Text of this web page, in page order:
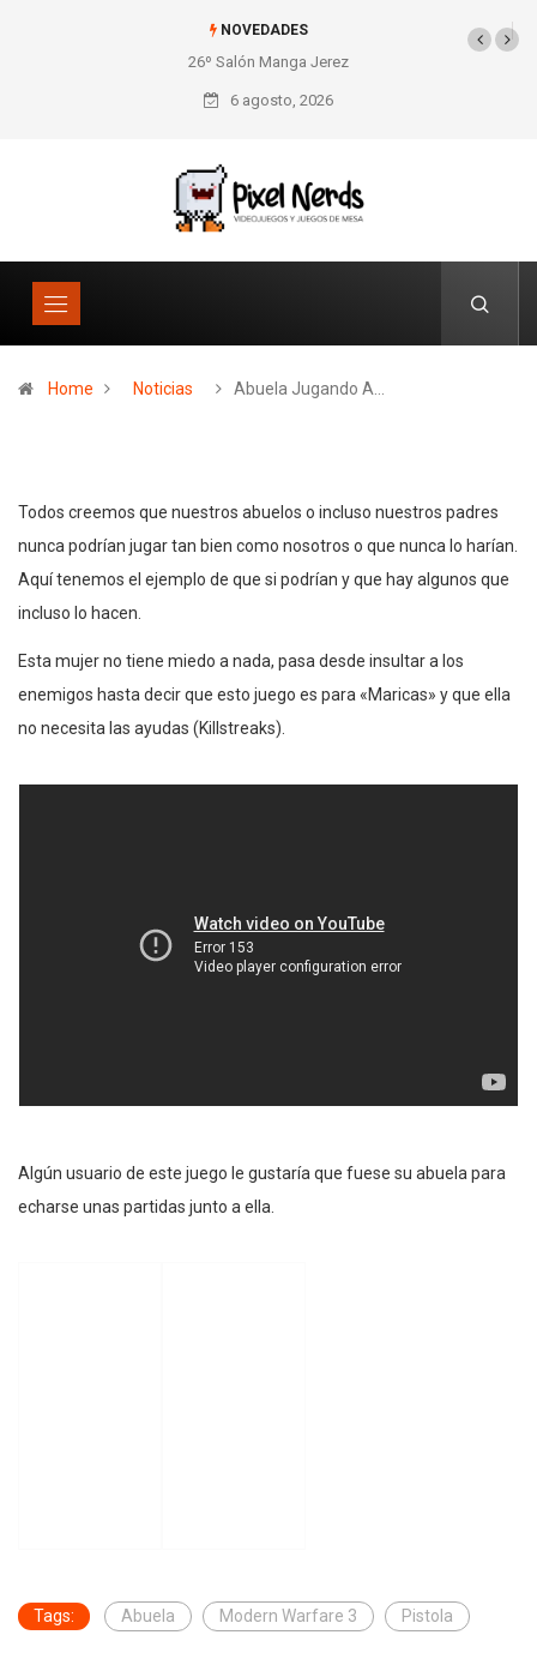
NOVEDADES
26º Salón Manga Jerez SNES Pixel Book para
los amantes de lo retro
6 agosto, 2026
Home Noticias Abuela Jugando A…
Todos creemos que nuestros abuelos o incluso nuestros padres
nunca podrían jugar tan bien como nosotros o que nunca lo harían.
Aquí tenemos el ejemplo de que si podrían y que hay algunos que
incluso lo hacen.
Esta mujer no tiene miedo a nada, pasa desde insultar a los
enemigos hasta decir que esto juego es para «Maricas» y que ella
no necesita las ayudas (Killstreaks).
Algún usuario de este juego le gustaría que fuese su abuela para
echarse unas partidas junto a ella.
Tags: Abuela Modern Warfare 3 Pistola